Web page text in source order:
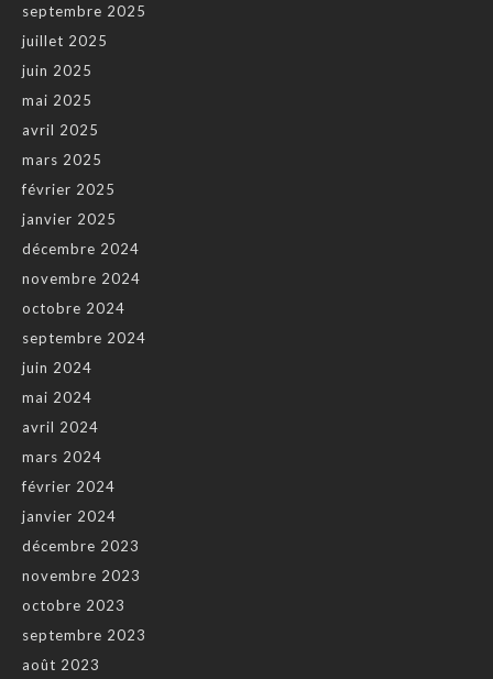
septembre 2025
juillet 2025
juin 2025
mai 2025
avril 2025
mars 2025
février 2025
janvier 2025
décembre 2024
novembre 2024
octobre 2024
septembre 2024
juin 2024
mai 2024
avril 2024
mars 2024
février 2024
janvier 2024
décembre 2023
novembre 2023
octobre 2023
septembre 2023
août 2023